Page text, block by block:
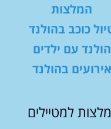
המלצות
כוכב בהולנד
הולנד עם ילדים
אירועים בהולנד
למטיילים